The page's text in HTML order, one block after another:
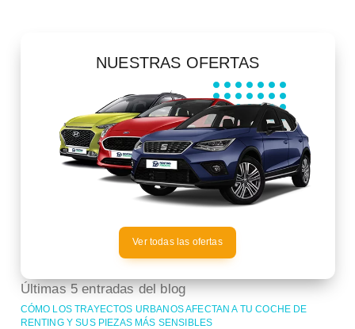
NUESTRAS OFERTAS
Ver todas las ofertas
Últimas 5 entradas del blog
CÓMO LOS TRAYECTOS URBANOS AFECTAN A TU COCHE DE
RENTING Y SUS PIEZAS MÁS SENSIBLES